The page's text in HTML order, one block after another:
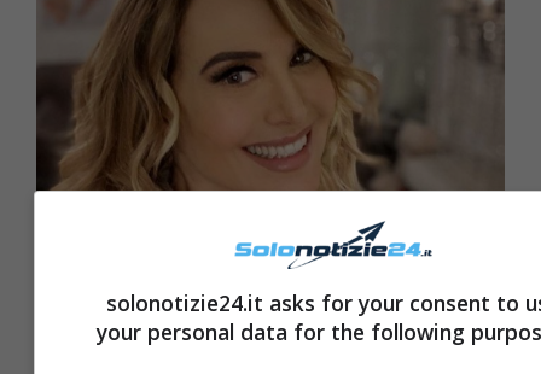
Barbara D’Urso, festa per i suoi
65 anni: come si è presentata
solonotizie24.it asks for your consent to
your personal data for the following